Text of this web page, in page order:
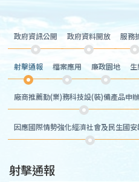
政府資訊公開 政府資料開放 服務
射擊通報 檔案應用 廉政園地
廠商推薦勤(業)務科技設(裝)備產品申
因應國際情勢強化經濟社會及民生國安
射擊通報